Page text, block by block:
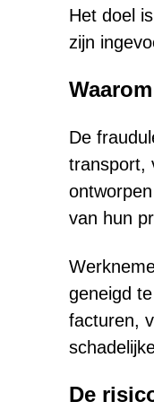
Het doel
zijn
De
transport,
van hun
geneigd
facturen,
De